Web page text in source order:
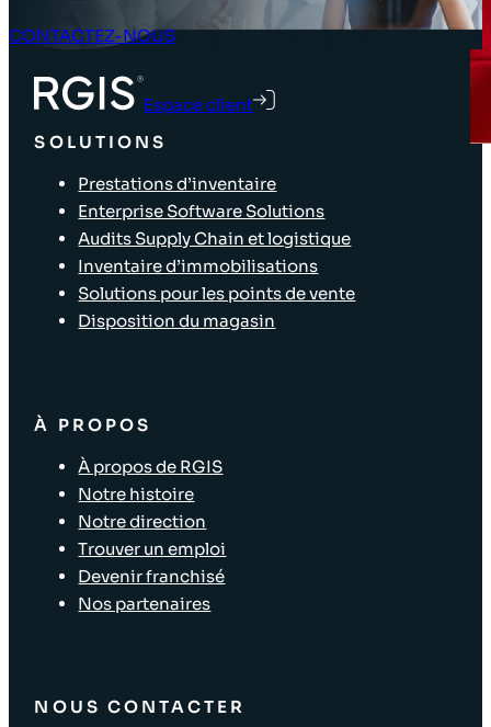
CONTACTEZ-NOUS
Espace client
SOLUTIONS
Prestations d’inventaire
Enterprise Software Solutions
Audits Supply Chain et logistique
Inventaire d’immobilisations
Solutions pour les points de vente
Disposition du magasin
À PROPOS
À propos de RGIS
Notre histoire
Notre direction
Trouver un emploi
Devenir franchisé
Nos partenaires
NOUS CONTACTER